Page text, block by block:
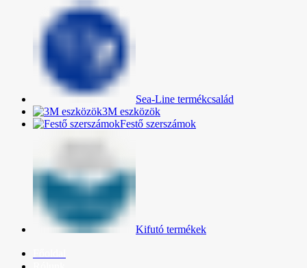
Sea-Line termékcsalád
3M eszközök
Festő szerszámok
Kifutó termékek